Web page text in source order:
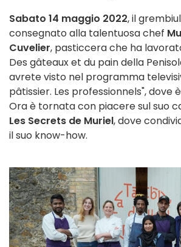
Sabato 14 maggio 2022, il
consegnato alla talentuosa chef
Cuvelier, pasticcera che ha
Des gâteaux et du pain della
avrete visto nel programma
pâtissier. Les professionnels", dove
Ora è tornata con piacere sul suo
Les Secrets de Muriel, dove
il suo know-how.